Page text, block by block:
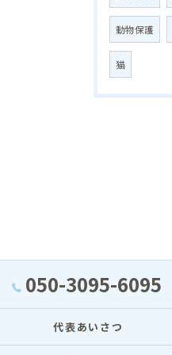
動物保護
猫
050-3095-6095
代表あいさつ